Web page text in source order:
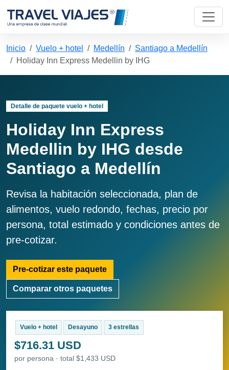
Inicio Vuelo + hotel Medellín
Santiago a Medellín
Holiday Inn Express Medellin by IHG
Detalle de paquete vuelo + hotel
Holiday Inn Express
Medellin by IHG desde
Santiago a Medellín
Revisa la habitación seleccionada, plan de
alimentos, vuelo redondo, fechas, precio por
persona, total estimado y condiciones antes de
pre-cotizar.
Pre-cotizar este paquete
Comparar otros paquetes
Vuelo + hotel Desayuno 3 estrellas
$716.31 USD
por persona · total $1,433 USD